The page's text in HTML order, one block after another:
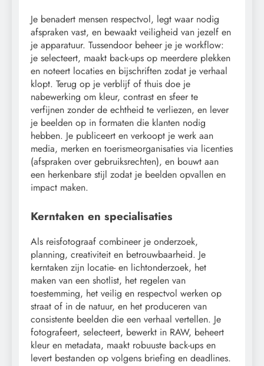
Je benadert mensen respectvol, legt waar nodig
afspraken vast, en bewaakt veiligheid van jezelf en
je apparatuur. Tussendoor beheer je je workflow:
je selecteert, maakt back-ups op meerdere plekken
en noteert locaties en bijschriften zodat je verhaal
klopt. Terug op je verblijf of thuis doe je
nabewerking om kleur, contrast en sfeer te
verfijnen zonder de echtheid te verliezen, en lever
je beelden op in formaten die klanten nodig
hebben. Je publiceert en verkoopt je werk aan
media, merken en toerismeorganisaties via licenties
(afspraken over gebruiksrechten), en bouwt aan
een herkenbare stijl zodat je beelden opvallen en
impact maken.
Kerntaken en specialisaties
Als reisfotograaf combineer je onderzoek,
planning, creativiteit en betrouwbaarheid. Je
kerntaken zijn locatie- en lichtonderzoek, het
maken van een shotlist, het regelen van
toestemming, het veilig en respectvol werken op
straat of in de natuur, en het produceren van
consistente beelden die een verhaal vertellen. Je
fotografeert, selecteert, bewerkt in RAW, beheert
kleur en metadata, maakt robuuste back-ups en
levert bestanden op volgens briefing en deadlines.